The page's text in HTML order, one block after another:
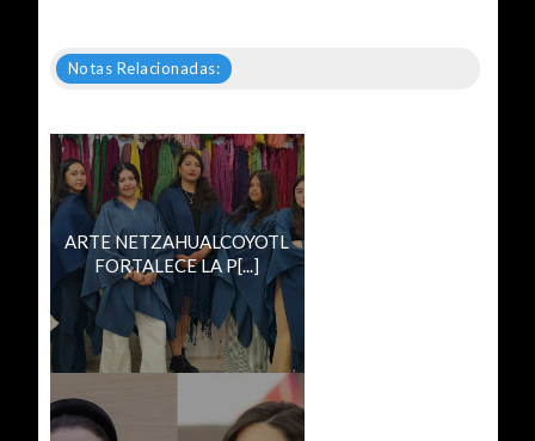
Notas Relacionadas:
ARTE NETZAHUALCOYOTL
FORTALECE LA P[...]